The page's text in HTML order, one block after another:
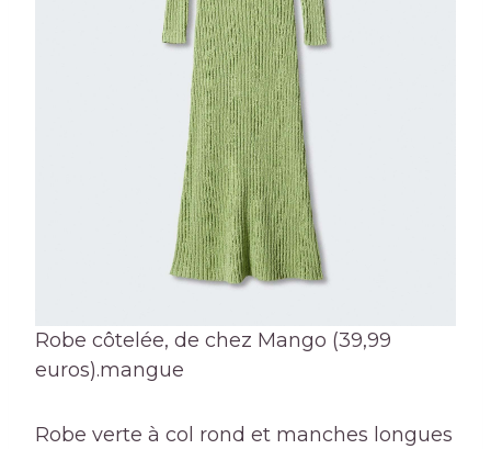
Robe côtelée, de chez Mango (39,99
euros).mangue
Robe verte à col rond et manches longues